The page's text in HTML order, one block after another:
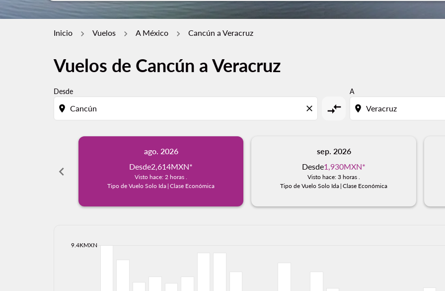
Inicio Vuelos A México Cancún a Veracruz
Vuelos de Cancún a Veracruz
Desde
location_on close compare_arrows
A
location_on
chevron_left
ago. 2026
Desde2,614MXN*
Visto hace: 2 horas .
Tipo de Vuelo Solo Ida | Clase Económica
sep. 2026
Desde1,930MXN*
Visto hace: 3 horas .
Tipo de Vuelo Solo Ida | Clase Económica
9.4KMXN
Displaying fares for agosto-2026
CUN–VER, 10/08/2026: Desde 9,375MXN
CUN–VER, 11/08/2026: Desde 7,710MXN
CUN–VER, 12/08/2026: Desde 5,095MXN
CUN–VER, 13/08/2026: Desde 5,764MXN
CUN–VER, 14/08/2026: Desde 4,997MXN
CUN–VER, 15/08/2026: Desde 5,764MXN
CUN–VER, 16/08/2026: Desde 8,512MXN
CUN–VER, 17/08/2026: Desde 8,512MXN
CUN–VER: cmp-view-offers-disclaimer. Encuentre
CUN–VER: cmp-view-offers-disclaimer.
CUN–VER, 23/08/2026: Desde
CUN–VER, 24/08/2026: Desde
CUN–VER, 25/08/2026:
CUN–VER: cmp-view-
CUN–VER, 27/08/
CUN–VER,